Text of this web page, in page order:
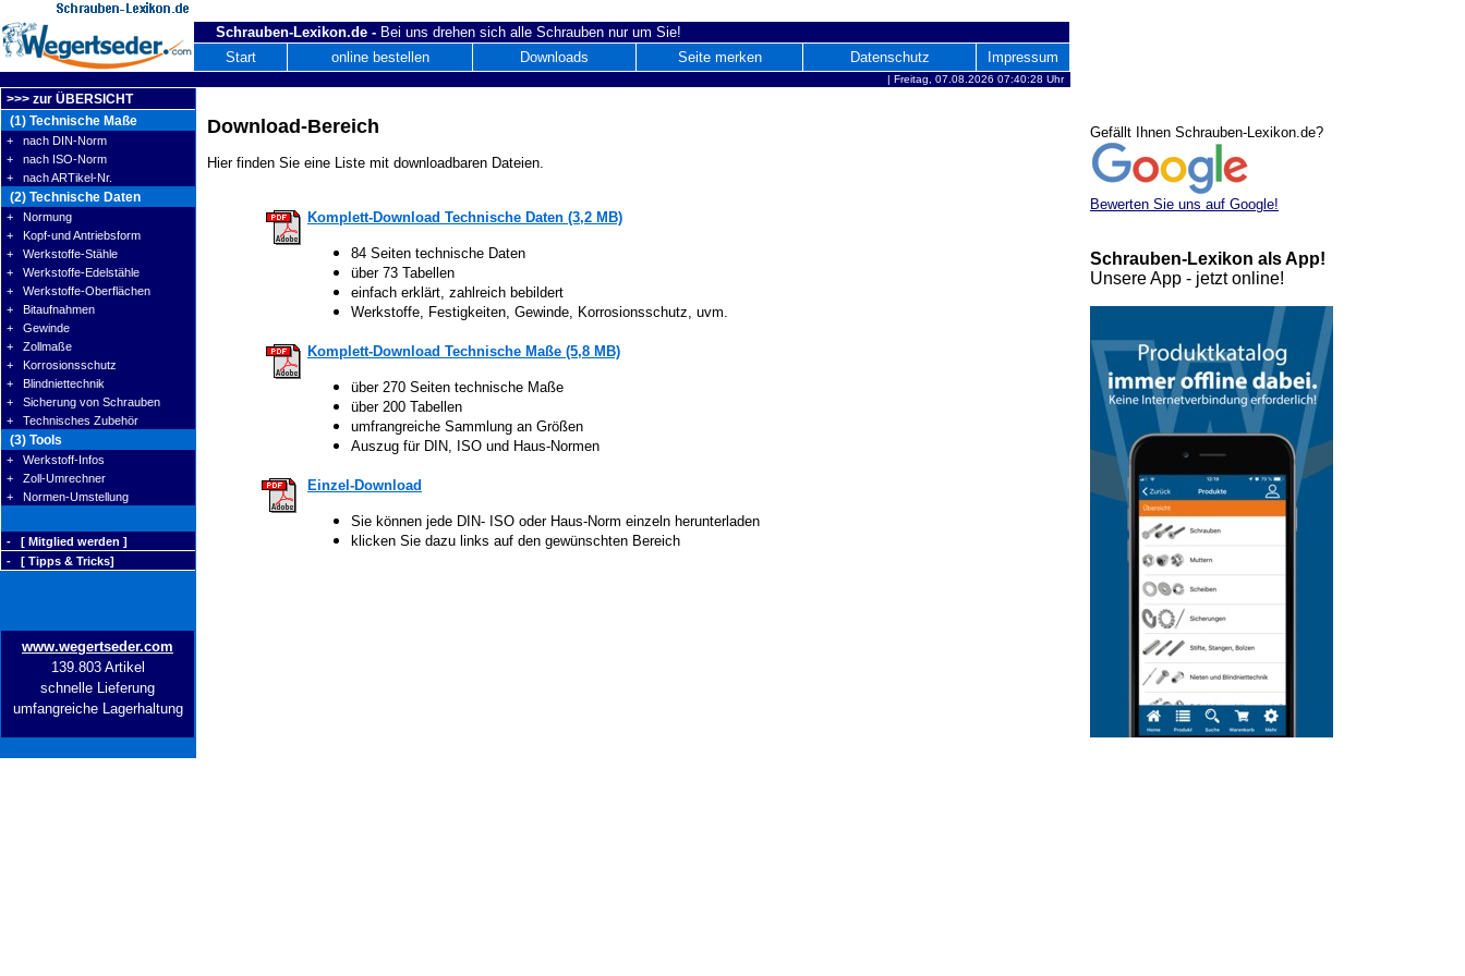
Schrauben-Lexikon.de - Bei uns drehen sich alle Schrauben nur um Sie!
Start
online bestellen Downloads Seite merken Datenschutz Impressum
| Freitag, 07.08.2026 07:40:28 Uhr
>>> zur ÜBERSICHT
(1) Technische Maße
+ nach DIN-Norm
+ nach ISO-Norm
+ nach ARTikel-Nr.
(2) Technische Daten
+ Normung
+ Kopf-und Antriebsform
+ Werkstoffe-Stähle
+ Werkstoffe-Edelstähle
+ Werkstoffe-Oberflächen
+ Bitaufnahmen
+ Gewinde
+ Zollmaße
+ Korrosionsschutz
+ Blindniettechnik
+ Sicherung von Schrauben
+ Technisches Zubehör
(3) Tools
+ Werkstoff-Infos
+ Zoll-Umrechner
+ Normen-Umstellung
- [ Mitglied werden ]
- [ Tipps & Tricks]
www.wegertseder.com
139.803 Artikel
schnelle Lieferung
umfangreiche Lagerhaltung
Download-Bereich
Hier finden Sie eine Liste mit downloadbaren Dateien.
Komplett-Download Technische Daten (3,2 MB)
84 Seiten technische Daten
über 73 Tabellen
einfach erklärt, zahlreich bebildert
Werkstoffe, Festigkeiten, Gewinde, Korrosionsschutz, uvm.
Komplett-Download Technische Maße (5,8 MB)
über 270 Seiten technische Maße
über 200 Tabellen
umfrangreiche Sammlung an Größen
Auszug für DIN, ISO und Haus-Normen
Einzel-Download
Sie können jede DIN- ISO oder Haus-Norm einzeln herunterladen
klicken Sie dazu links auf den gewünschten Bereich
Gefällt Ihnen Schrauben-Lexikon.de?
Bewerten Sie uns auf Google!
Schrauben-Lexikon als App!
Unsere App - jetzt online!